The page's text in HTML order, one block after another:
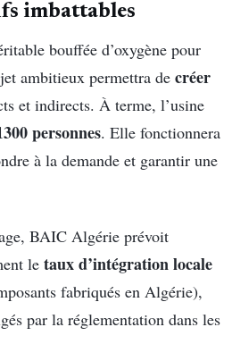
imbattables
bouffée d’oxygène pour
ambitieux permettra de créer
et indirects. À terme, l’usine
personnes. Elle fonctionnera
à la demande et garantir une
BAIC Algérie prévoit
le taux d’intégration locale
fabriqués en Algérie),
par la réglementation dans les